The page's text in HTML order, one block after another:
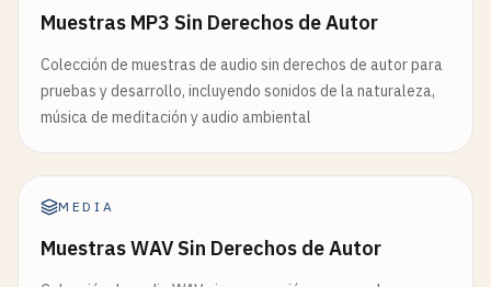
Muestras MP3 Sin Derechos de Autor
Colección de muestras de audio sin derechos de autor para
pruebas y desarrollo, incluyendo sonidos de la naturaleza,
música de meditación y audio ambiental
MEDIA
Muestras WAV Sin Derechos de Autor